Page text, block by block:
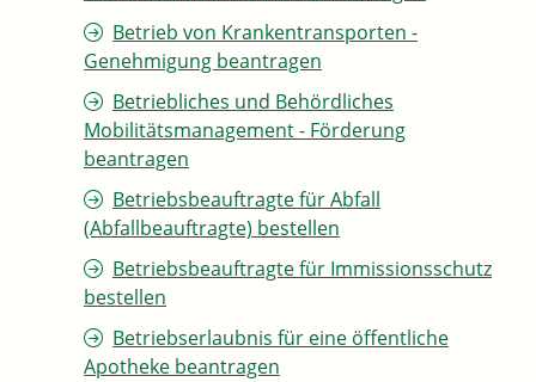
Betrieb von Krankentransporten -
Genehmigung beantragen
Betriebliches und Behördliches
Mobilitätsmanagement - Förderung
beantragen
Betriebsbeauftragte für Abfall
(Abfallbeauftragte) bestellen
Betriebsbeauftragte für Immissionsschutz
bestellen
Betriebserlaubnis für eine öffentliche
Apotheke beantragen